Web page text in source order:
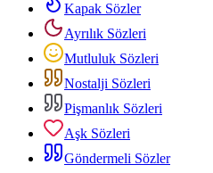
Kapak Sözler
Ayrılık Sözleri
Mutluluk Sözleri
Nostalji Sözleri
Pişmanlık Sözleri
Aşk Sözleri
Göndermeli Sözler